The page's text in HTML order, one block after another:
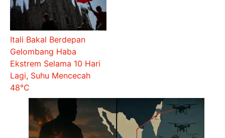
Itali Bakal Berdepan
Gelombang Haba
Ekstrem Selama 10 Hari
Lagi, Suhu Mencecah
48°C